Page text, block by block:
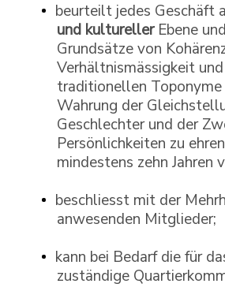
beurteilt jedes Geschäft
und kulturellerEbene
Grundsätze von
Verhältnismässigkeit
traditionellen Toponyme
Wahrung der
Geschlechter und der
Persönlichkeiten zu
mindestens zehn Jahren
beschliesst mit der
anwesenden Mitglieder;
kann bei Bedarf die für
zuständige